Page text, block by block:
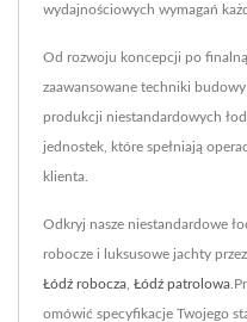
wydajnościowych wymagań
Od rozwoju koncepcji po finalną
zaawansowane techniki
produkcji niestandardowych
jednostek, które spełniają
klienta.
Odkryj nasze niestandardowe
robocze i luksusowe jachty przez
Łódź robocza Łódź patrolowa
omówić specyfikacje Twojego